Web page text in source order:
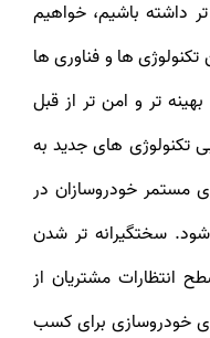
داشته باشیم، خواهیم
تکنولوژی ها و فناوری ها
تر و امن تر از قبل
تکنولوژی های جدید به
مستمر خودروسازان در
سختگیرانه تر شدن
انتظارات مشتریان از
خودروسازی برای کسب